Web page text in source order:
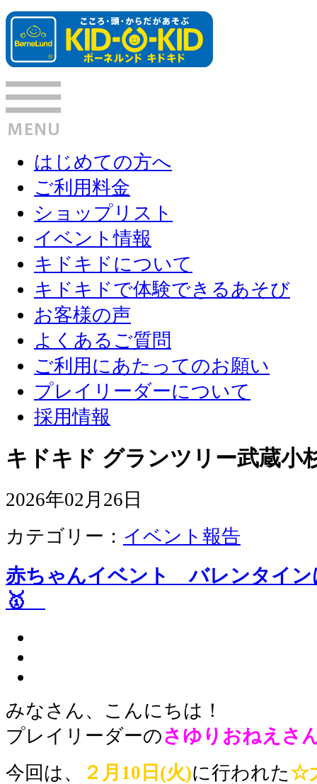
はじめての方へ
ご利用料金
ショップリスト
イベント情報
キドキドについて
キドキドで体験できるあそび
お客様の声
よくあるご質問
ご利用にあたってのお願い
プレイリーダーについて
採用情報
キドキド グランツリー武蔵小
2026年02月26日
カテゴリー： イベント報告
赤ちゃんイベント バレンタイン
🥇
みなさん、こんにちは！
プレイリーダーのさゆり おねえさ
今回は、
２月10日(火)に行われた☆